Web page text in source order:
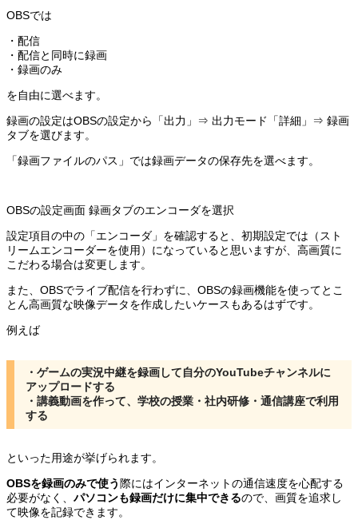
OBSでは
・配信
・配信と同時に録画
・録画のみ
を自由に選べます。
録画の設定はOBSの設定から「出力」⇒ 出力モード「詳細」⇒ 録画
タブを選びます。
「録画ファイルのパス」では録画データの保存先を選べます。
OBSの設定画面 録画タブのエンコーダを選択
設定項目の中の「エンコーダ」を確認すると、初期設定では（スト
リームエンコーダーを使用）になっていると思いますが、高画質に
こだわる場合は変更します。
また、OBSでライブ配信を行わずに、OBSの録画機能を使ってとこ
とん高画質な映像データを作成したいケースもあるはずです。
例えば
・ゲームの実況中継を録画して自分のYouTubeチャンネルに
アップロードする
・講義動画を作って、学校の授業・社内研修・通信講座で利用
する
といった用途が挙げられます。
OBSを録画のみで使う 際にはインターネットの通信速度を心配する
必要がなく、 パソコンも録画だけに集中できるので、画質を追求し
て映像を記録できます。